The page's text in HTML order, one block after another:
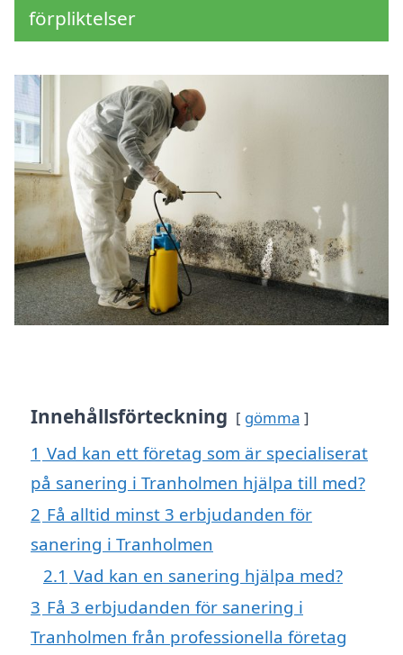
förpliktelser
Innehållsförteckning gömma
1 Vad kan ett företag som är specialiserat
på sanering i Tranholmen hjälpa till med?
2 Få alltid minst 3 erbjudanden för
sanering i Tranholmen
2.1 Vad kan en sanering hjälpa med?
3 Få 3 erbjudanden för sanering i
Tranholmen från professionella företag